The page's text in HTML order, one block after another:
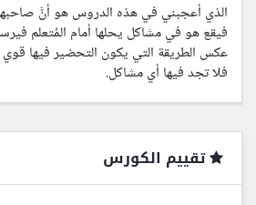
الذي أعجبني في هذه الدروس هو أنَّ صاحبها
فيقع هو في مشاكل يحلها أمام المُتعلم
عكس الطريقة التي يكون التحضير فيها
فلا تجد فيها أي مشاكل.
تقييم الكورس